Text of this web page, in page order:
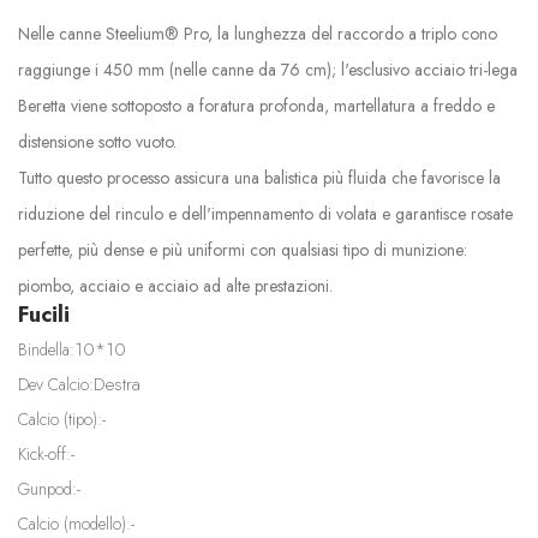
Nelle canne Steelium® Pro, la lunghezza del raccordo a triplo cono
raggiunge i 450 mm (nelle canne da 76 cm); l'esclusivo acciaio tri-lega
Beretta viene sottoposto a foratura profonda, martellatura a freddo e
distensione sotto vuoto.
Tutto questo processo assicura una balistica più fluida che favorisce la
riduzione del rinculo e dell'impennamento di volata e garantisce rosate
perfette, più dense e più uniformi con qualsiasi tipo di munizione:
piombo, acciaio e acciaio ad alte prestazioni.
Fucili
Bindella:10*10
Dev Calcio:Destra
Calcio (tipo):-
Kick-off:-
Gunpod:-
Calcio (modello):-